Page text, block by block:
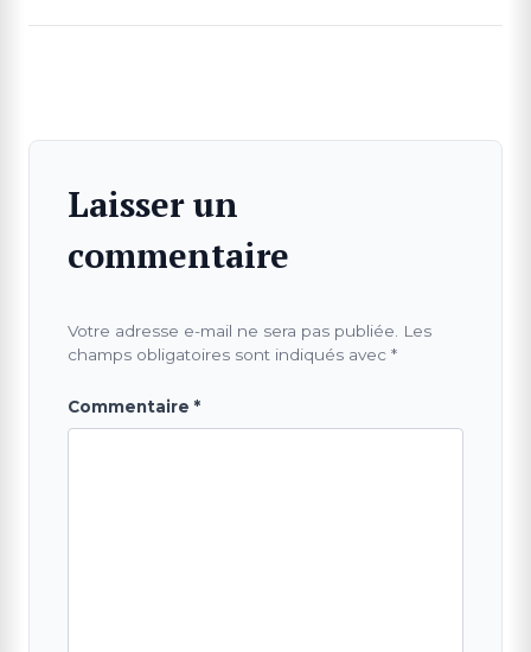
Laisser un
commentaire
Votre adresse e-mail ne sera pas publiée.
Les
champs obligatoires sont indiqués avec *
Commentaire *